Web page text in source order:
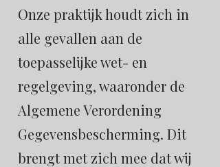
Onze praktijk houdt zich in
alle gevallen aan de
toepasselijke wet- en
regelgeving, waaronder de
Algemene Verordening
Gegevensbescherming. Dit
brengt met zich mee dat wij